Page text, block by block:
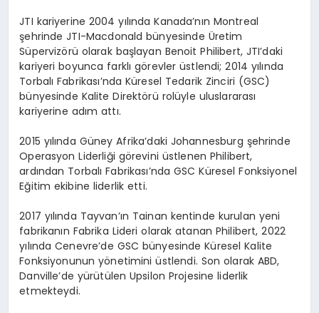
JTI kariyerine 2004 yılında Kanada’nın Montreal
şehrinde JTI-Macdonald bünyesinde Üretim
Süpervizörü olarak başlayan Benoit Philibert, JTI’daki
kariyeri boyunca farklı görevler üstlendi; 2014 yılında
Torbalı Fabrikası’nda Küresel Tedarik Zinciri (GSC)
bünyesinde Kalite Direktörü rolüyle uluslararası
kariyerine adımattı.
2015 yılında Güney Afrika’daki Johannesburg şehrinde
Operasyon Liderliği görevini üstlenen Philibert,
ardından Torbalı Fabrikası’nda GSC Küresel Fonksiyonel
Eğitim ekibine liderlik etti.
2017 yılında Tayvan’ın Tainan kentinde kurulan yeni
fabrikanın Fabrika Lideri olarak atanan Philibert, 2022
yılında Cenevre’de GSC bünyesinde Küresel Kalite
Fonksiyonunun yönetiminiüstlendi. Son olarak ABD,
Danville’de yürütülenUpsilon Projesine liderlik
etmekteydi.